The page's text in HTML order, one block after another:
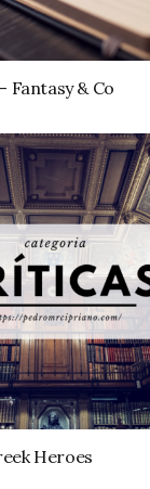
Fantasy & Co
Heroes